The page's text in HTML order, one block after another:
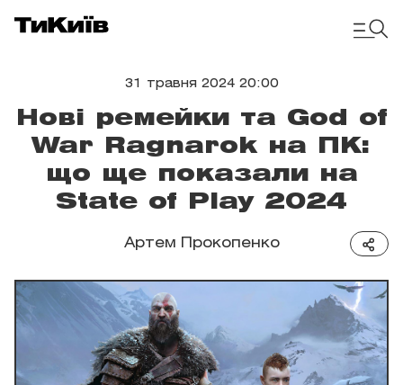
31 травня 2024 20:00
Нові ремейки та God of
War Ragnarok на ПК:
що ще показали на
State of Play 2024
Артем Прокопенко